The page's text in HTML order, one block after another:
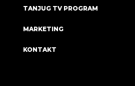
TANJUG TV PROGRAM
MARKETING
KONTAKT